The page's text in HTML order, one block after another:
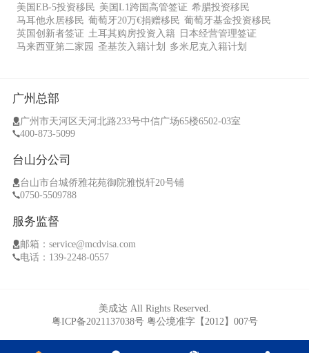
美国EB-5投资移民 美国L1跨国高管签证 希腊投资移民
马耳他永居移民 葡萄牙20万€捐赠移民 葡萄牙基金投资移民
英国创新者签证 土耳其购房投资入籍 日本经营管理签证
马来西亚第二家园 圣基茨入籍计划 多米尼克入籍计划
广州总部
广州市天河区天河北路233号中信广场65楼6502-03室
400-873-5099
台山分公司
台山市台城侨雅花苑御院雅悦轩20号铺
0750-5509788
服务监督
邮箱：service@mcdvisa.com
电话：139-2248-0557
美成达 All Rights Reserved.
粤ICP备2021137038号粤公境准字【2012】007号